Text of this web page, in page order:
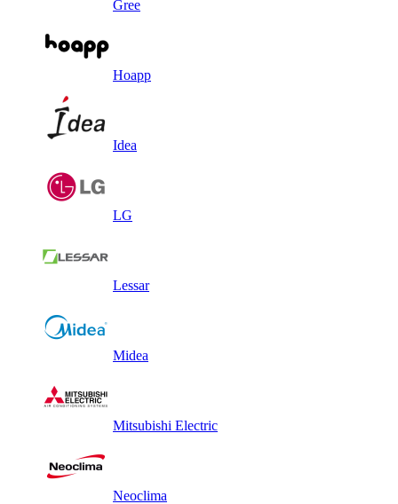
Gree
Hoapp
Idea
LG
Lessar
Midea
Mitsubishi Electric
Neoclima